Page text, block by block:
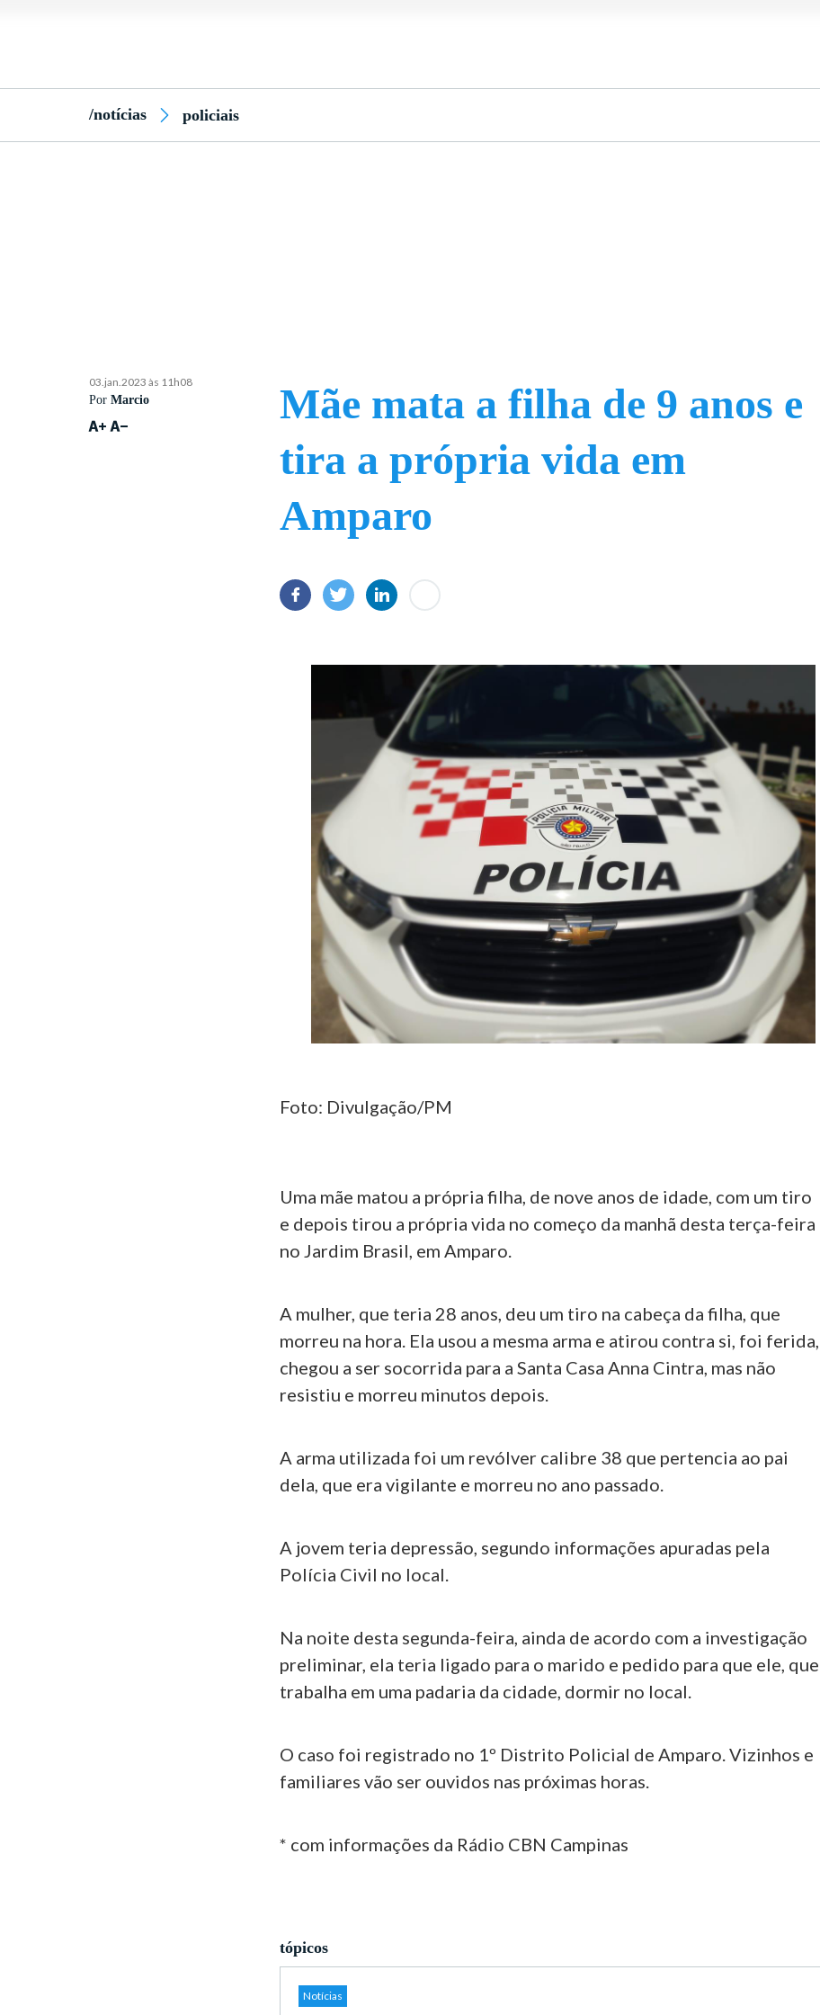
/notícias policiais
03.jan.2023 às 11h08
PorMarcio
Mãe mata a filha de 9 anos e
tira a própria vida em
Amparo
Foto: Divulgação/PM
Uma mãe matou a própria filha, de nove anos de idade, com um tiro
e depois tirou a própria vida no começo da manhã desta terça-feira
no Jardim Brasil, em Amparo.
A mulher, que teria 28 anos, deu um tiro na cabeça da filha, que
morreu na hora. Ela usou a mesma arma e atirou contra si, foi ferida,
chegou a ser socorrida para a Santa Casa Anna Cintra, mas não
resistiu e morreu minutos depois.
A arma utilizada foi um revólver calibre 38 que pertencia ao pai
dela, que era vigilante e morreu no ano passado.
A jovem teria depressão, segundo informações apuradas pela
Polícia Civil no local.
Na noite desta segunda-feira, ainda de acordo com a investigação
preliminar, ela teria ligado para o marido e pedido para que ele, que
trabalha em uma padaria da cidade, dormir no local.
O caso foi registrado no 1º Distrito Policial de Amparo. Vizinhos e
familiares vão ser ouvidos nas próximas horas.
* com informações da Rádio CBN Campinas
tópicos
Notícias